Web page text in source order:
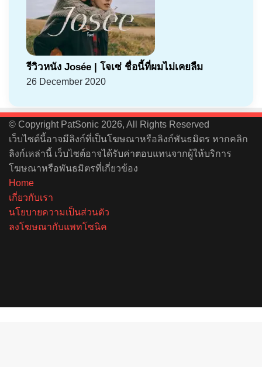
รีวิวหนัง Josée | โจเซ่ ชื่อนี้ที่ผมไม่เคยลืม
26 December 2020
© Copyright PatSonic 2026, All Rights Reserved
เว็บไซต์นี้อาจมีลิงก์ที่เป็นโฆษณาหรือลิงก์พันธมิตร หากคลิก
ลิงก์เหล่านี้ เว็บไซต์อาจได้รับค่าตอบแทนจากผู้ให้บริการ
โฆษณาหรือพันธมิตรที่เกี่ยวข้อง
Home
เกี่ยวกับเรา
นโยบายความเป็นส่วนตัว
ลงโฆษณากับแพทโซนิค